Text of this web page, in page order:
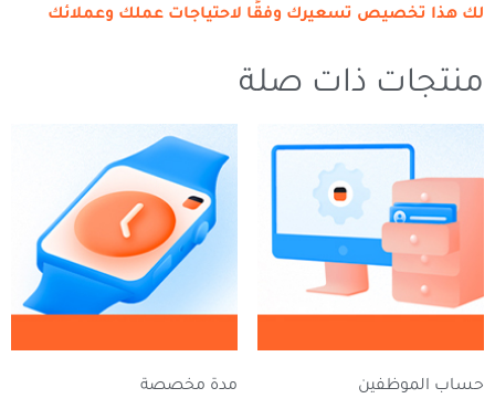
لك هذا تخصيص تسعيرك وفقًا لاحتياجات عملك وعملائك
منتجات ذات صلة
حساب الموظفين مدة مخصصة